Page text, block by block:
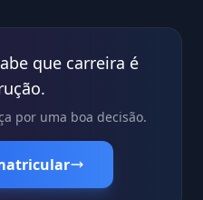
que carreira é
por uma boa decisão.